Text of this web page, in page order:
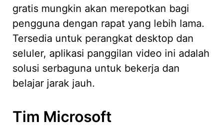
gratis mungkin akan merepotkan bagi
pengguna dengan rapat yang lebih lama.
Tersedia untuk perangkat desktop dan
seluler, aplikasi panggilan video ini adalah
solusi serbaguna untuk bekerja dan
belajar jarak jauh.
Tim Microsoft